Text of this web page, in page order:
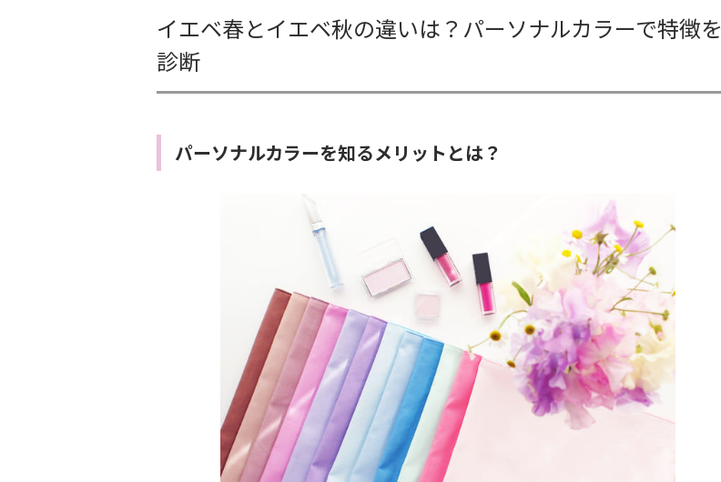
イエベ春とイエベ秋の違いは？パーソナルカラーで特徴を
診断
パーソナルカラーを知るメリットとは？